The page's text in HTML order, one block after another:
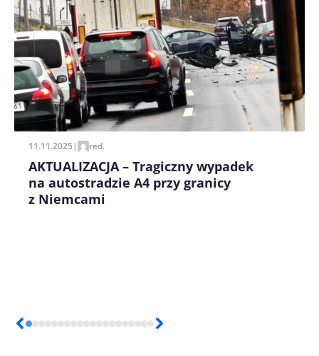
Zapamiętaj moje dane w tej przeglądarce podczas
pisania kolejnych komentarzy.
11.11.2025| red.
AKTUALIZACJA – Tragiczny wypadek
na autostradzie A4 przy granicy
z Niemcami